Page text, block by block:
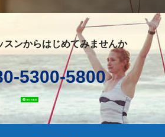
スンからはじめてみませんか
5300-5800